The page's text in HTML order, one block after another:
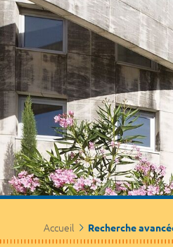
Accueil Recherche